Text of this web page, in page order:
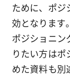
ために、ポジ
効となります。
ポジショニン
りたい方は
めた資料も別